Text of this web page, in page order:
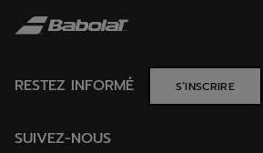
RESTEZ INFORMÉ S’INSCRIRE
SUIVEZ-NOUS